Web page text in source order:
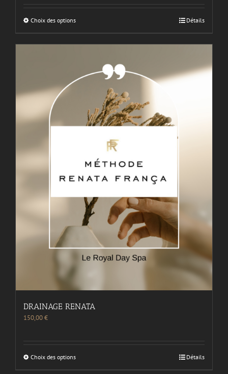
Choix des options Détails
DRAINAGE RENATA
150,00€
Choix des options Détails